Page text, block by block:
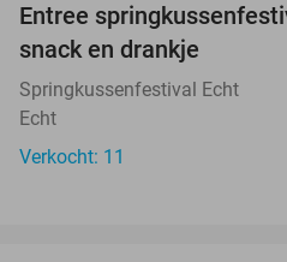
TODAY
Entree
snack en drankje
Springkussenfestival Echt
Echt
Verkocht: 11